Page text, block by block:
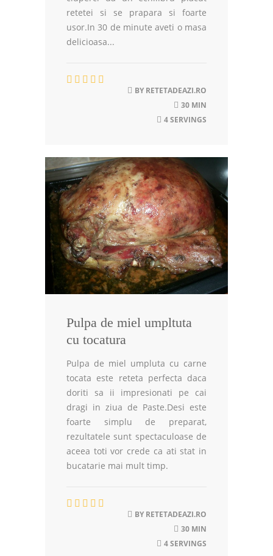
retetei si se prapara si foarte
usor.In 30 de minute aveti o masa
delicioasa...
BY RETETADEAZI.RO
30 MIN
4 SERVINGS
Pulpa de miel umpltuta
cu tocatura
Pulpa de miel umpluta cu carne
tocata este reteta perfecta daca
doriti sa ii impresionati pe cai
dragi in ziua de Paste.Desi este
foarte simplu de preparat,
rezultatele sunt spectaculoase de
aceea toti vor crede ca ati stat in
bucatarie mai mult timp.
BY RETETADEAZI.RO
30 MIN
4 SERVINGS